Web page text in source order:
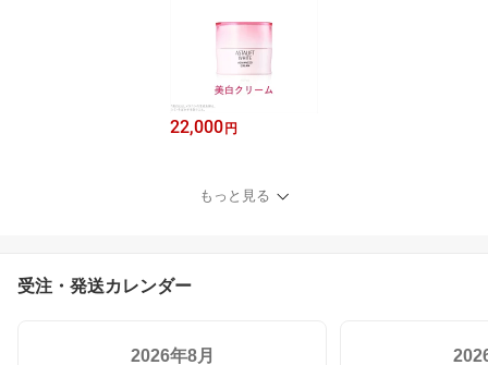
22,000 円
もっと見る
受注・発送カレンダー
2026年8月